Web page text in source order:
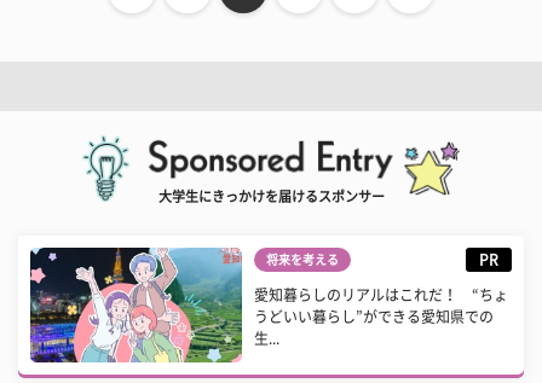
大学生にきっかけを届けるスポンサー
将来を考える PR
愛知暮らしのリアルはこれだ！ “ちょ
うどいい暮らし”ができる愛知県での
生...